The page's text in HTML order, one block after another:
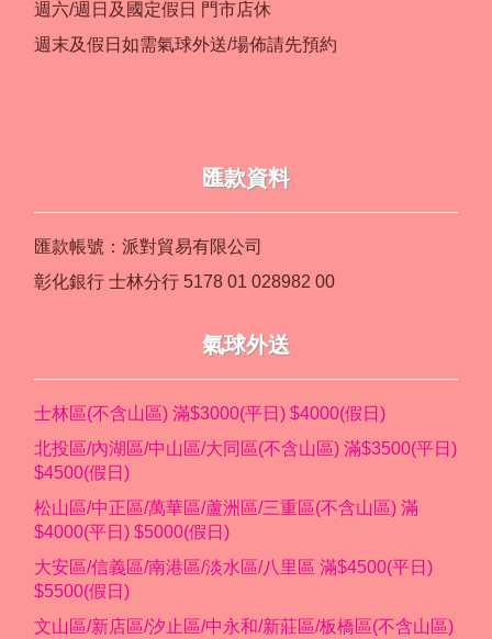
週六/週日及國定假日 門市店休
週末及假日如需氣球外送/場佈請先預約
匯款資料
匯款帳號：派對貿易有限公司
彰化銀行 士林分行 5178 01 028982 00
氣球外送
士林區(不含山區) 滿$3000(平日) $4000(假日)
北投區/內湖區/中山區/大同區(不含山區) 滿$3500(平日)
$4500(假日)
松山區/中正區/萬華區/蘆洲區/三重區(不含山區) 滿
$4000(平日) $5000(假日)
大安區/信義區/南港區/淡水區/八里區 滿$4500(平日)
$5500(假日)
文山區/新店區/汐止區/中永和/新莊區/板橋區(不含山區)